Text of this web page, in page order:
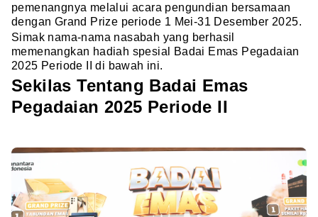
pemenangnya melalui acara pengundian bersamaan
dengan Grand Prize periode 1 Mei-31 Desember 2025.
Simak nama-nama nasabah yang berhasil
memenangkan hadiah spesial Badai Emas Pegadaian
2025 Periode II di bawah ini.
Sekilas Tentang Badai Emas
Pegadaian 2025 Periode II